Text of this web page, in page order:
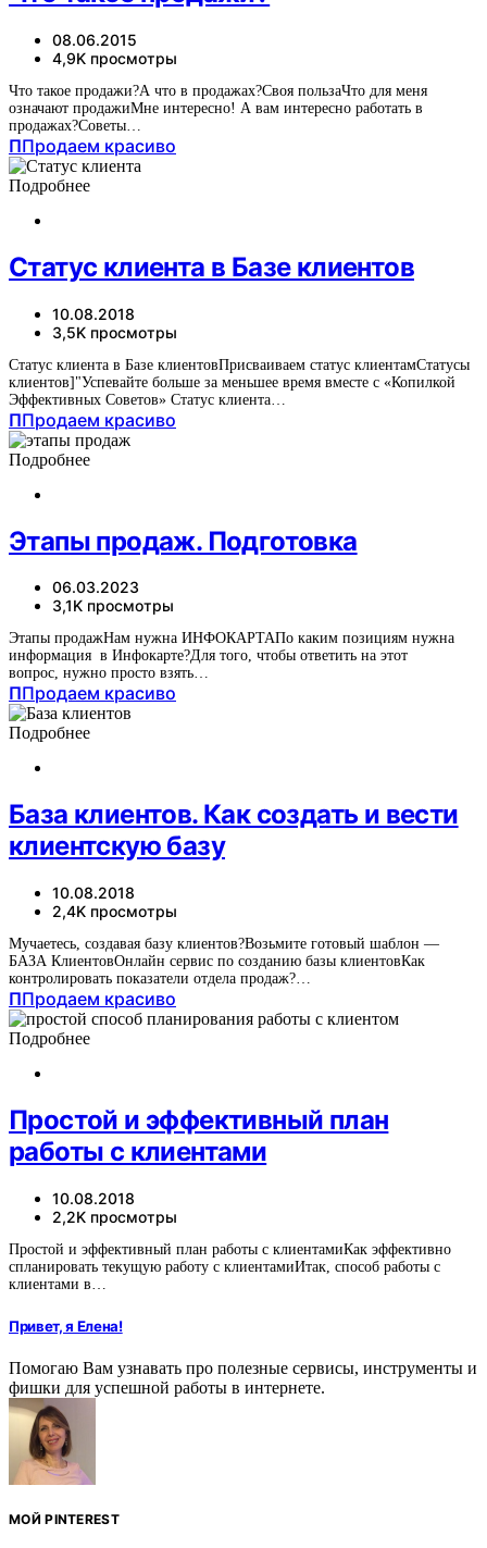
08.06.2015
4,9K просмотры
Что такое продажи?А что в продажах?Своя пользаЧто для меня
означают продажиМне интересно! А вам интересно работать в
продажах?Советы…
ППродаем красиво
Подробнее
Статус клиента в Базе клиентов
10.08.2018
3,5K просмотры
Статус клиента в Базе клиентовПрисваиваем статус клиентамСтатусы
клиентов]"Успевайте больше за меньшее время вместе с «Копилкой
Эффективных Советов» Статус клиента…
ППродаем красиво
Подробнее
Этапы продаж. Подготовка
06.03.2023
3,1K просмотры
Этапы продажНам нужна ИНФОКАРТАПо каким позициям нужна
информация в Инфокарте?Для того, чтобы ответить на этот
вопрос, нужно просто взять…
ППродаем красиво
Подробнее
База клиентов. Как создать и вести
клиентскую базу
10.08.2018
2,4K просмотры
Мучаетесь, создавая базу клиентов?Возьмите готовый шаблон —
БАЗА КлиентовОнлайн сервис по созданию базы клиентовКак
контролировать показатели отдела продаж?…
ППродаем красиво
Подробнее
Простой и эффективный план
работы с клиентами
10.08.2018
2,2K просмотры
Простой и эффективный план работы с клиентамиКак эффективно
спланировать текущую работу с клиентамиИтак, способ работы с
клиентами в…
Привет, я Елена!
Помогаю Вам узнавать про полезные сервисы, инструменты и
фишки для успешной работы в интернете.
МОЙ PINTEREST